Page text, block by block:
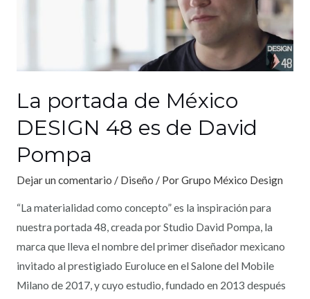
La portada de México
DESIGN 48 es de David
Pompa
Dejar un comentario / Diseño / PorGrupo México Design
“La materialidad como concepto” es la inspiración para
nuestra portada 48, creada por Studio David Pompa, la
marca que lleva el nombre del primer diseñador mexicano
invitado al prestigiado Euroluce en el Salone del Mobile
Milano de 2017, y cuyo estudio, fundado en 2013 después